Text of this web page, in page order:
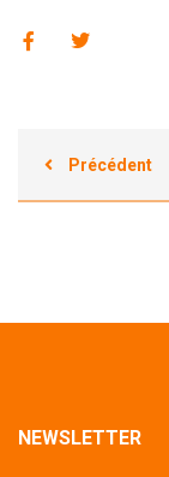
Précédent
NEWSLETTER